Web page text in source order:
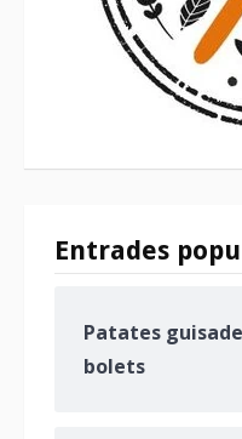
Entrades
Patates
bolets